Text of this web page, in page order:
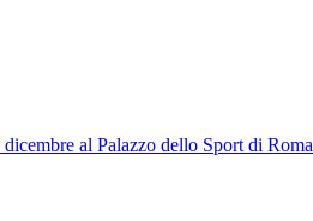
al Palazzo dello Sport di Roma